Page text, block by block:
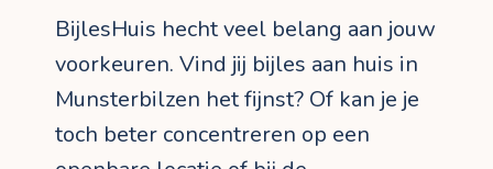
BijlesHuis hecht veel belang aan jouw
voorkeuren. Vind jij bijles aan huis in
Munsterbilzen het fijnst? Of kan je je
toch beter concentreren op een